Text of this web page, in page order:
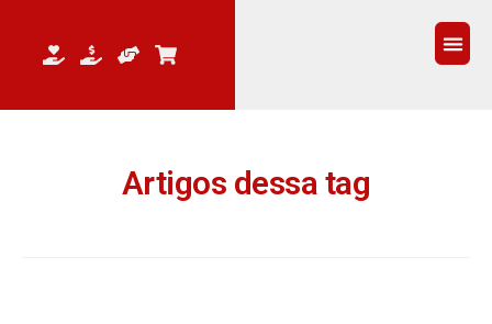
Artigos dessa tag